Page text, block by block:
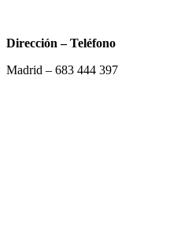
Dirección – Teléfono
Madrid – 683 444 397